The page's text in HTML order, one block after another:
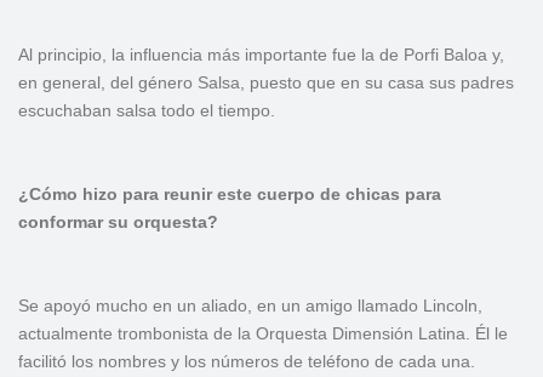
Al principio, la influencia más importante fue la de Porfi Baloa y,
en general, del género Salsa, puesto que en su casa sus padres
escuchaban salsa todo el tiempo.
¿Cómo hizo para reunir este cuerpo de chicas para
conformar su orquesta?
Se apoyó mucho en un aliado, en un amigo llamado Lincoln,
actualmente trombonista de la Orquesta Dimensión Latina. Él le
facilitó los nombres y los números de teléfono de cada una.